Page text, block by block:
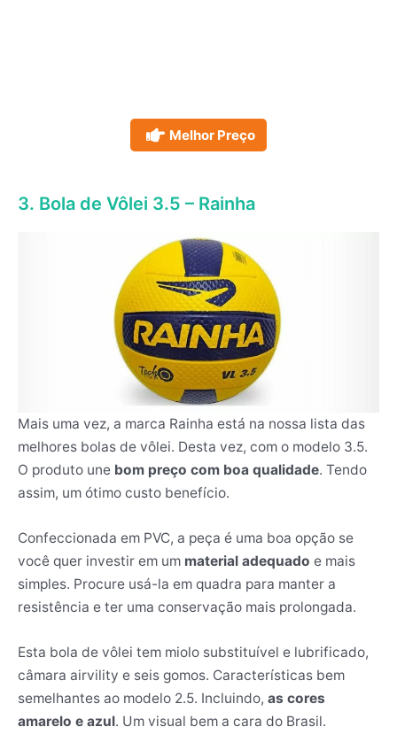
Melhor Preço
3. Bola de Vôlei 3.5 – Rainha
Mais uma vez, a marca Rainha está na nossa lista das
melhores bolas de vôlei. Desta vez, com o modelo 3.5.
O produto une bom preço com boa qualidade. Tendo
assim, um ótimo custo benefício.
Confeccionada em PVC, a peça é uma boa opção se
você quer investir em um material adequado e mais
simples. Procure usá-la em quadra para manter a
resistência e ter uma conservação mais prolongada.
Esta bola de vôlei tem miolo substituível e lubrificado,
câmara airvility e seis gomos. Características bem
semelhantes ao modelo 2.5. Incluindo, as cores
amarelo e azul. Um visual bem a cara do Brasil.